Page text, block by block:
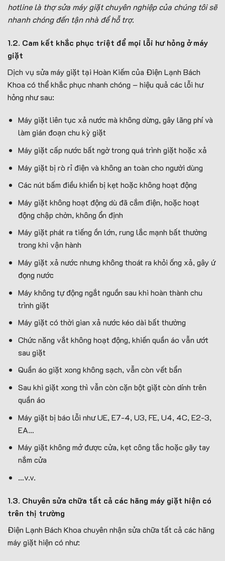
hotline là thợ sửa máy giặt chuyên nghiệp của chúng tôi sẽ
nhanh chóng đến tận nhà để hỗ trợ.
1.2. Cam kết khắc phục triệt để mọi lỗi hư hỏng ở máy
giặt
Dịch vụ sửa máy giặt tại Hoàn Kiếm của Điện Lạnh Bách
Khoa có thể khắc phục nhanh chóng – hiệu quả các lỗi hư
hỏng như sau:
Máy giặt liên tục xả nước mà không dừng, gây lãng phí và
làm gián đoạn chu kỳ giặt
Máy giặt cấp nước bất ngờ trong quá trình giặt hoặc xả
Máy giặt bị rò rỉ điện và không an toàn cho người dùng
Các nút bấm điều khiển bị kẹt hoặc không hoạt động
Máy giặt không hoạt động dù đã cắm điện, hoặc hoạt
động chập chờn, không ổn định
Máy giặt phát ra tiếng ồn lớn, rung lắc mạnh bất thường
trong khi vận hành
Máy giặt xả nước nhưng không thoát ra khỏi ống xả, gây ứ
đọng nước
Máy không tự động ngắt nguồn sau khi hoàn thành chu
trình giặt
Máy giặt có thời gian xả nước kéo dài bất thường
Chức năng vắt không hoạt động, khiến quần áo vẫn ướt
sau giặt
Quần áo giặt xong không sạch, vẫn còn vết bẩn
Sau khi giặt xong thì vẫn còn cặn bột giặt còn dính trên
quần áo
Máy giặt bị báo lỗi như UE, E7-4, U3, FE, U4, 4C, E2-3,
EA…
Máy giặt không mở được cửa, kẹt công tắc hoặc gãy tay
nắm cửa
…v.v.
1.3. Chuyên sửa chữa tất cả các hãng máy giặt hiện có
trên thị trường
Điện Lạnh Bách Khoa chuyên nhận sửa chữa tất cả các hãng
máy giặt hiện có như: